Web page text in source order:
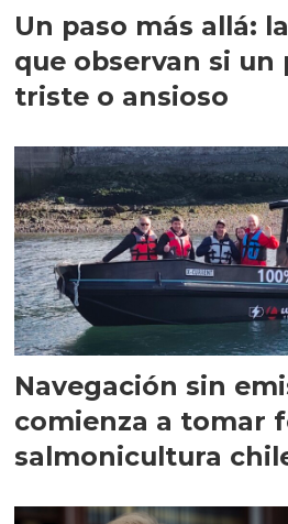
Un paso más allá:
que observan si un
triste o ansioso
Navegación sin
comienza a tomar
salmonicultura